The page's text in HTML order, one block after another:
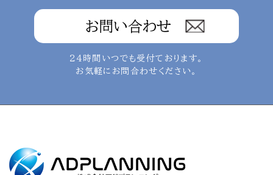
お問い合わせ
24時間いつでも受付ております。
お気軽にお問合わせください。